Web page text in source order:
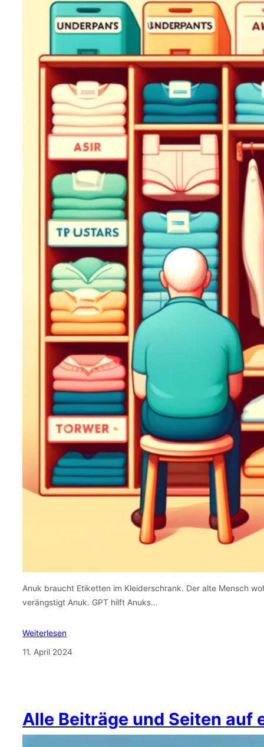
Anuk braucht Etiketten im Kleiderschrank. Der alte Mensch
verängstigt Anuk. GPT hilft Anuks…
Weiterlesen
11. April 2024
Alle Beiträge und Seiten auf